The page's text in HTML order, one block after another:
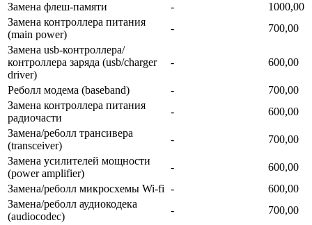
Замена флеш-памяти
-
1000,00
Замена контроллера питания
(main power)
-
700,00
Замена usb-контроллерa/
контроллера заряда (usb/charger
driver)
- 600,00
Реболл модема (baseband) -
700,00
Замена контроллера питания
радиочасти
-
600,00
Замена/ре6олл трансивера
(transceiver)
-
700,00
Замена усилителей мощности
(power amplifier)
-
600,00
Замена/реболл микросхемы Wi-fi -
600,00
Замена/реболл аудиокодека
(audiocodec)
-
700,00